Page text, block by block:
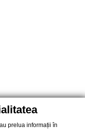
online cu Produse
prelua informații în